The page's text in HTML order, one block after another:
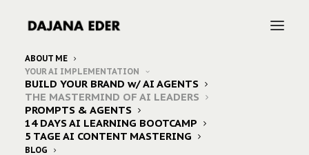
ABOUT ME
YOUR AI IMPLEMENTATION
BUILD YOUR BRAND w/ AI AGENTS
THE MASTERMIND OF AI LEADERS
PROMPTS & AGENTS
14 DAYS AI LEARNING BOOTCAMP
5 TAGE AI CONTENT MASTERING
BLOG
MEINEEXKLUSIVE COMMUNITY
FOUNDERINNEN, CONSULTANTS UND
EXPERTS, DIE AI ERNSTNEHMEN.